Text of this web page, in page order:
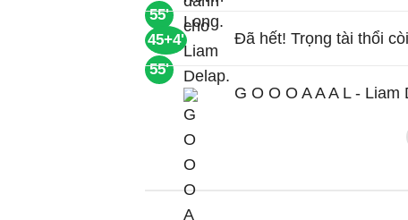
55'
55'
45+4' Đã hết! Trọng tài thổi
G O O O A A A L -